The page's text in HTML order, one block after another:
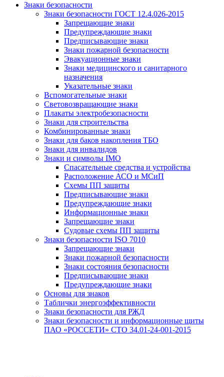
Знаки безопасности
Знаки безопасности ГОСТ 12.4.026-2015
Запрещающие знаки
Предупреждающие знаки
Предписывающие знаки
Знаки пожарной безопасности
Эвакуационные знаки
Знаки медицинского и санитарного
назначения
Указательные знаки
Вспомогательные знаки
Световозвращающие знаки
Плакаты электробезопасности
Знаки для строительства
Комбинированные знаки
Знаки для баков накопления ТБО
Знаки для инвалидов
Знаки и символы IMO
Спасательные средства и устройства
Расположение АСО и МСиП
Схемы ПП защиты
Предписывающие знаки
Предупреждающие знаки
Информационные знаки
Запрещающие знаки
Судовые схемы ПП защиты
Знаки безопасности ISO 7010
Запрещающие знаки
Знаки пожарной безопасности
Знаки состояния безопасности
Предписывающие знаки
Предупреждающие знаки
Основы для знаков
Таблички энергоэффективности
Знаки безопасности для РЖД
Знаки безопасности и информационные щиты
ПАО «РОССЕТИ» СТО 34.01-24-001-2015